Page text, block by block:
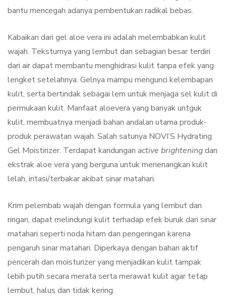
bantu mencegah adanya pembentukan radikal bebas.
Kabaikan dari gel aloe vera ini adalah melembabkan kulit
wajah. Teksturnya yang lembut dan sebagian besar terdiri
dari air dapat membantu menghidrasi kulit tanpa efek yang
lengket setelahnya. Gelnya mampu mengunci kelembapan
kulit, serta bertindak sebagai lem untuk menjaga sel kulit di
permukaan kulit. Manfaat aloevera yang banyak untguk
kulit, membuatnya menjadi bahan andalan utama produk-
produk perawatan wajah. Salah satunya NOVI’S Hydrating
Gel Moistirizer. Terdapat kandungan active brighteningdan
ekstrak aloe vera yang berguna untuk menenangkan kulit
lelah, iritasi/terbakar akibat sinar matahari.
Krim pelembab wajah dengan formula yang lembut dan
ringan, dapat melindungi kulit terhadap efek buruk dari sinar
matahari seperti noda hitam dan pengeringan karena
pengaruh sinar matahari. Diperkaya dengan bahan aktif
pencerah dan moisturizer yang menjadikan kulit tampak
lebih putih secara merata serta merawat kulit agar tetap
lembut, halus dan tidak kering.